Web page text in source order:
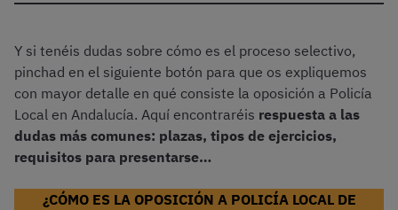
Y si tenéis dudas sobre cómo es el proceso selectivo,
pinchad en el siguiente botón para que os expliquemos
con mayor detalle en qué consiste la oposición a Policía
Local en Andalucía. Aquí encontraréis respuesta a las
dudas más comunes: plazas, tipos de ejercicios,
requisitos para presentarse…
¿CÓMO ES LA OPOSICIÓN A POLICÍA LOCAL DE